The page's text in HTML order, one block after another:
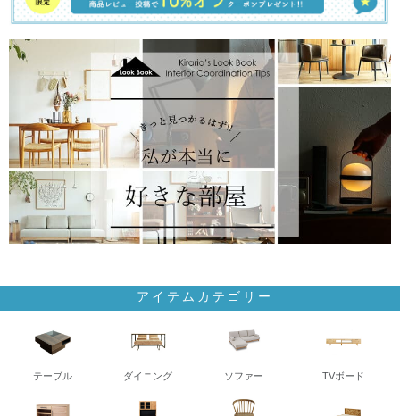
アイテムカテゴリー
テーブル ダイニング ソファー TVボード